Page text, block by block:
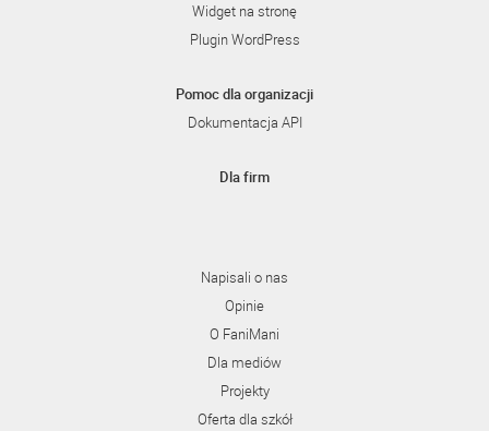
Widget na stronę
Plugin WordPress
Pomoc dla organizacji
Dokumentacja API
Dla firm
Napisali o nas
Opinie
O FaniMani
Dla mediów
Projekty
Oferta dla szkół